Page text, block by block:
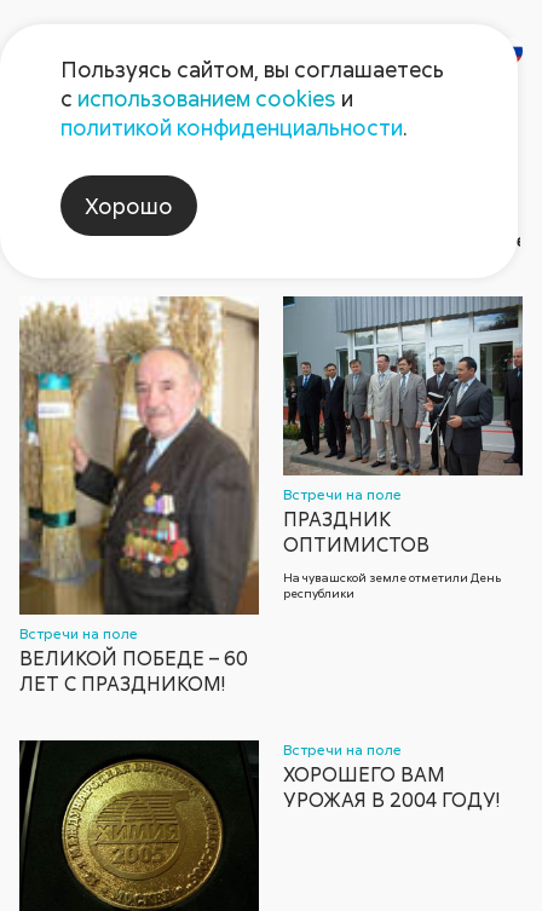
Газета
Номер газеты Архив
2026 2025 2024
Герой номера Август non-stop
2026 2025 2024
Встречи на поле
ВЕЛИКОЙ ПОБЕДЕ – 60
ЛЕТ С ПРАЗДНИКОМ!
Встречи на поле
ПРАЗДНИК
ОПТИМИСТОВ
На чувашской земле отметили День
республики
Встречи на поле
ХОРОШЕГО ВАМ
УРОЖАЯ В 2004 ГОДУ!
Пользуясь сайтом, вы соглашаетесь
с использованием cookies и
политикой конфиденциальности.
Хорошо